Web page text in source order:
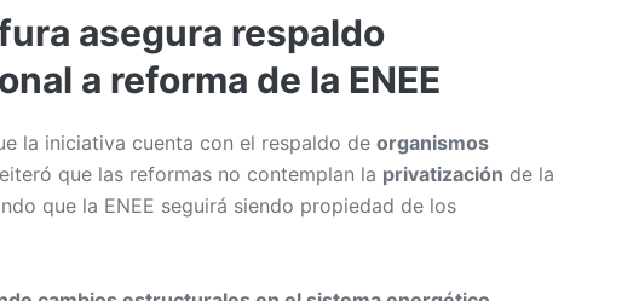
asegura respaldo
a reforma de la ENEE
la iniciativa cuenta con el respaldo de organismos
que las reformas no contemplan la privatización de la
que la ENEE seguirá siendo propiedad de los